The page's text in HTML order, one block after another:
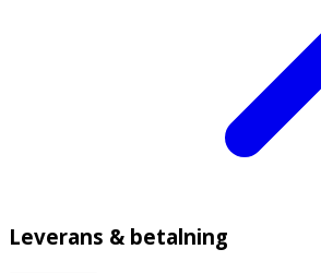
Leverans & betalning